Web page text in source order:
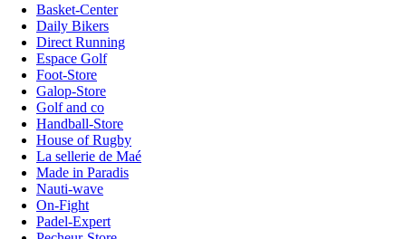
Basket-Center
Daily Bikers
Direct Running
Espace Golf
Foot-Store
Galop-Store
Golf and co
Handball-Store
House of Rugby
La sellerie de Maé
Made in Paradis
Nauti-wave
On-Fight
Padel-Expert